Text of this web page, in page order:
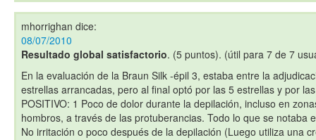
mhorrighan dice:
08/07/2010
Resultado global satisfactorio. (5 puntos). (útil para 7 de 7
En la evaluación de la Braun Silk -épil 3, estaba entre la
estrellas arrancadas, pero al final optó por las 5 estrellas y por
POSITIVO: 1 Poco de dolor durante la depilación, incluso en
hombros, a través de las protuberancias. Todo lo que se notaba
No irritación o poco después de la depilación (Luego utiliza una